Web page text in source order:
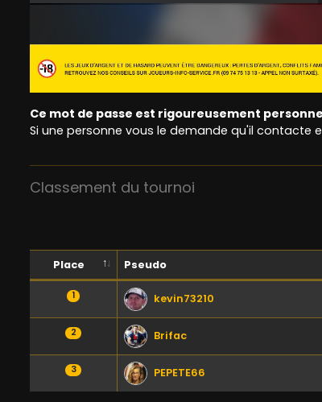
Ce mot de passe est rigoureusement
Si une personne vous le demande qu'il contacte
Classement du tournoi
Place Pseudo
1 kevin73210
2 Brifac
3 PEPETE66